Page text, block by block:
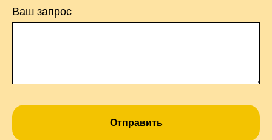
Ваш запрос
Отправить